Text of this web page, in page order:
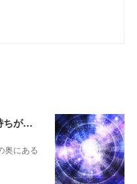
内観が自然と進み、自分の本当の気持ちがわかる♡
奥にある